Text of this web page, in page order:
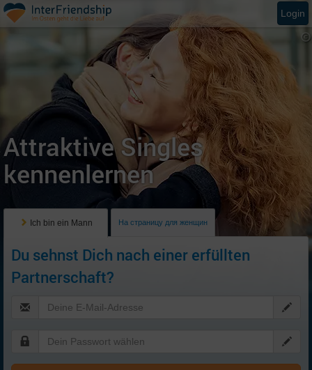
Attraktive Singles
kennenlernen
Ich bin ein Mann На страницу для женщин
Du sehnst Dich nach einer erfüllten
Partnerschaft?
Login